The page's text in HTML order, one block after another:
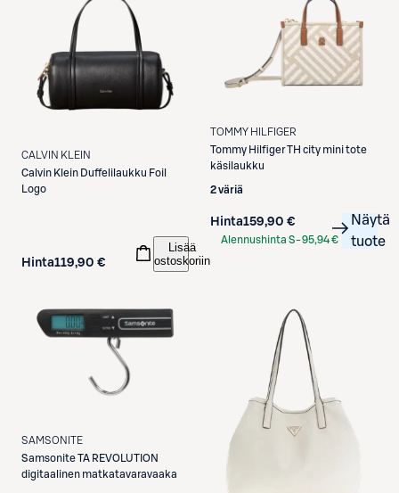
CALVIN KLEIN
Calvin Klein Duffelilaukku Foil
Logo
Hinta119,90 €
Lisää
ostoskoriin
TOMMY HILFIGER
Tommy HilfigerTH city mini tote
käsilaukku
2 väriä
Hinta159,90 €
Alennushinta S-95,94 €
Näytä
tuote
SAMSONITE
SamsoniteTA REVOLUTION
digitaalinen matkatavaravaaka